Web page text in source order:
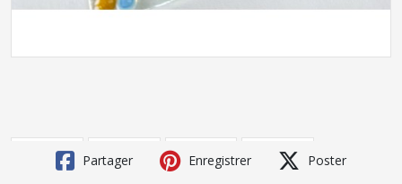
Partager Enregistrer Poster